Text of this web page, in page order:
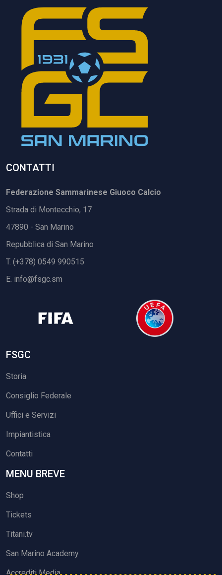
CONTATTI
Federazione Sammarinese Giuoco Calcio
Strada di Montecchio, 17
47890 - San Marino
Repubblica di San Marino
T. (+378) 0549 990515
E. info@fsgc.sm
FSGC
Storia
Consiglio Federale
Uffici e Servizi
Impiantistica
Contatti
MENU BREVE
Shop
Tickets
Titani.tv
San Marino Academy
Accrediti Media